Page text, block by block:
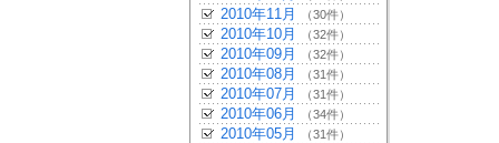
2010年11月 （30件）
2010年10月 （32件）
2010年09月 （32件）
2010年08月 （31件）
2010年07月 （31件）
2010年06月 （34件）
2010年05月 （31件）